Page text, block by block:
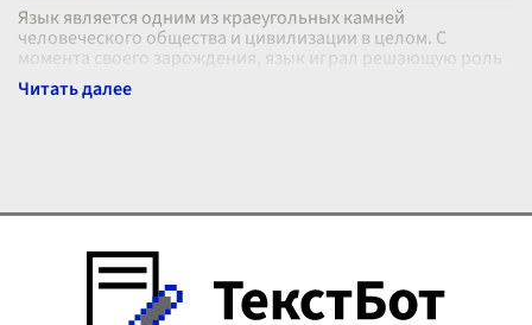
Язык является одним из краеугольных камней
человеческого общества и цивилизации в целом. С
момента своего зарождения, язык играл решающую роль
в развитии не только отдельных культу